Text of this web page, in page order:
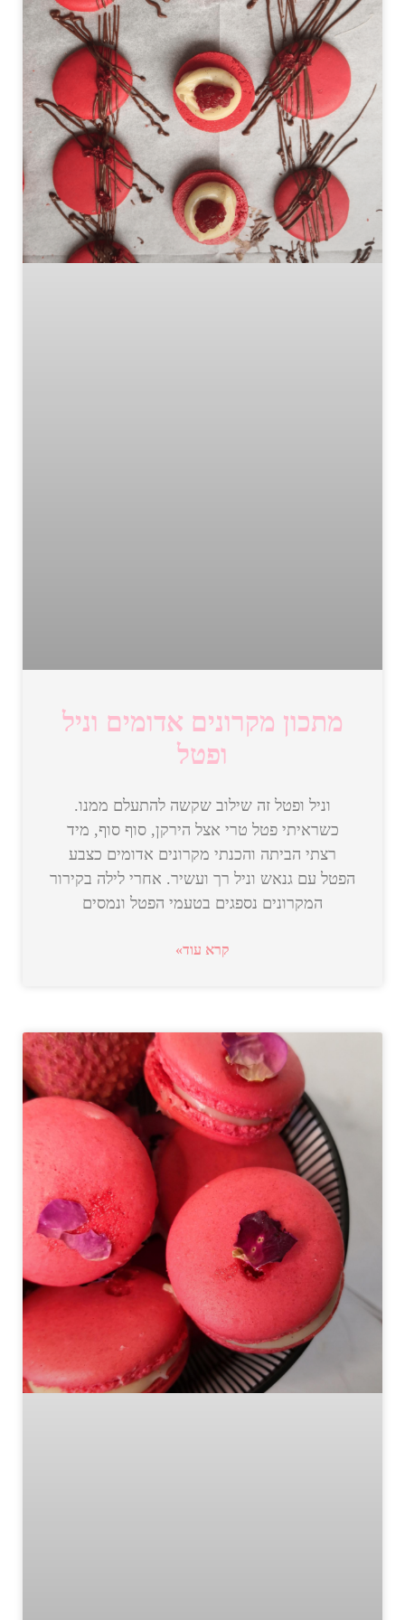
מתכון מקרונים אדומים וניל
ופטל
וניל ופטל זה שילוב שקשה להתעלם ממנו.
כשראיתי פטל טרי אצל הירקן, סוף סוף, מיד
רצתי הביתה והכנתי מקרונים אדומים כצבע
הפטל עם גנאש וניל רך ועשיר. אחרי לילה בקירור
המקרונים נספגים בטעמי הפטל ונמסים
קרא עוד»